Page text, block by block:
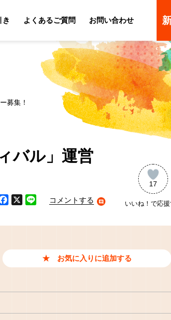
き
よくあるご質問
お問い合わせ
募集！
バル」運営
コメントする
17
いいね！で応